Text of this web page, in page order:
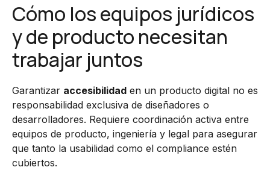
Cómo los equipos jurídicos
y de producto necesitan
trabajar juntos
Garantizar accesibilidad en un producto digital no es
responsabilidad exclusiva de diseñadores o
desarrolladores. Requiere coordinación activa entre
equipos de producto, ingeniería y legal para asegurar
que tanto la usabilidad como el compliance estén
cubiertos.